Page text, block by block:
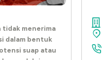
tidak menerima
dalam bentuk
suap atau